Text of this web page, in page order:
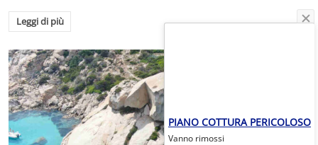
Leggi di più
PIANO COTTURA PERICOLOSO
Vanno rimossi